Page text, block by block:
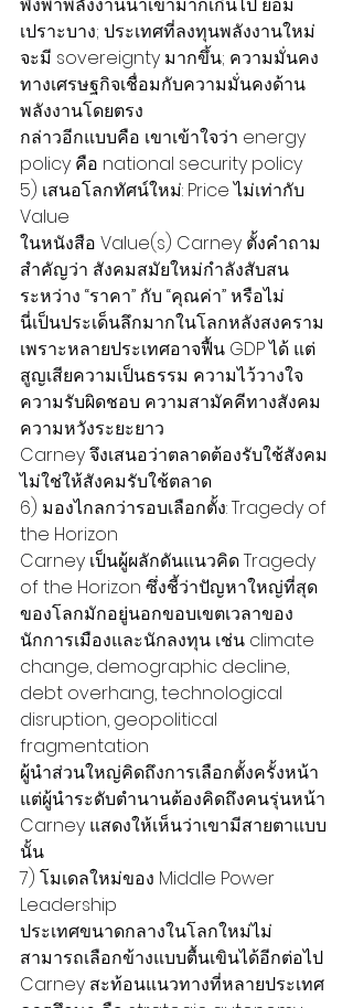
พึ่งพาพลังงานนำเข้ามากเกินไป ย่อม
เปราะบาง; ประเทศที่ลงทุนพลังงานใหม่
จะมี sovereignty มากขึ้น; ความมั่นคง
ทางเศรษฐกิจเชื่อมกับความมั่นคงด้าน
พลังงานโดยตรง
กล่าวอีกแบบคือ เขาเข้าใจว่า energy
policy คือ national security policy
5) เสนอโลกทัศน์ใหม่: Price ไม่เท่ากับ
Value
ในหนังสือ Value(s) Carney ตั้งคำถาม
สำคัญว่า สังคมสมัยใหม่กำลังสับสน
ระหว่าง “ราคา” กับ “คุณค่า” หรือไม่
นี่เป็นประเด็นลึกมากในโลกหลังสงคราม
เพราะหลายประเทศอาจฟื้น GDP ได้ แต่
สูญเสียความเป็นธรรม ความไว้วางใจ
ความรับผิดชอบ ความสามัคคีทางสังคม
ความหวังระยะยาว
Carney จึงเสนอว่าตลาดต้องรับใช้สังคม
ไม่ใช่ให้สังคมรับใช้ตลาด
6) มองไกลกว่ารอบเลือกตั้ง: Tragedy of
the Horizon
Carney เป็นผู้ผลักดันแนวคิด Tragedy
of the Horizon ซึ่งชี้ว่าปัญหาใหญ่ที่สุด
ของโลกมักอยู่นอกขอบเขตเวลาของ
นักการเมืองและนักลงทุน เช่น climate
change, demographic decline,
debt overhang, technological
disruption, geopolitical
fragmentation
ผู้นำส่วนใหญ่คิดถึงการเลือกตั้งครั้งหน้า
แต่ผู้นำระดับตำนานต้องคิดถึงคนรุ่นหน้า
Carney แสดงให้เห็นว่าเขามีสายตาแบบ
นั้น
7) โมเดลใหม่ของ Middle Power
Leadership
ประเทศขนาดกลางในโลกใหม่ไม่
สามารถเลือกข้างแบบตื้นเขินได้อีกต่อไป
Carney สะท้อนแนวทางที่หลายประเทศ